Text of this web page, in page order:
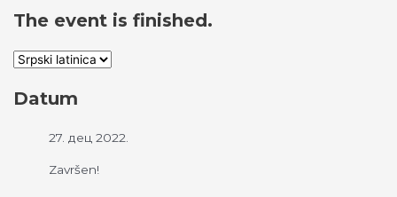
The event is finished.
Datum
27. дец 2022.
Završen!